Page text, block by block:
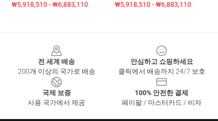
₩5,918,510 - ₩6,883,110 ₩5,918,510 - ₩6,883,110
전 세계 배송
200개 이상의 국가로 배송
안심하고 쇼핑하세요
클릭에서 배송까지 24/7 보호
국제 보증
사용 국가에서 제공
100% 안전한 결제
페이팔 / 마스터카드 / 비자